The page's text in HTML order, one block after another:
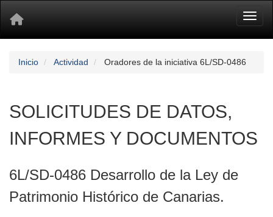
Inicio Actividad Oradores de la iniciativa 6L/SD-0486
SOLICITUDES DE DATOS,
INFORMES Y DOCUMENTOS
6L/SD-0486 Desarrollo de la Ley de
Patrimonio Histórico de Canarias.